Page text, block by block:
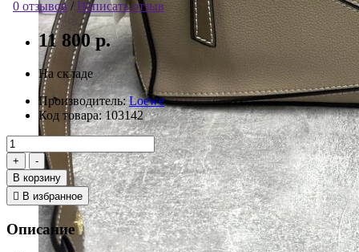
0 отзывов/ Написать отзыв
11 800 р.
На складе
Производитель: Loewe
Код товара:103142
В корзину
В избранное
Описание